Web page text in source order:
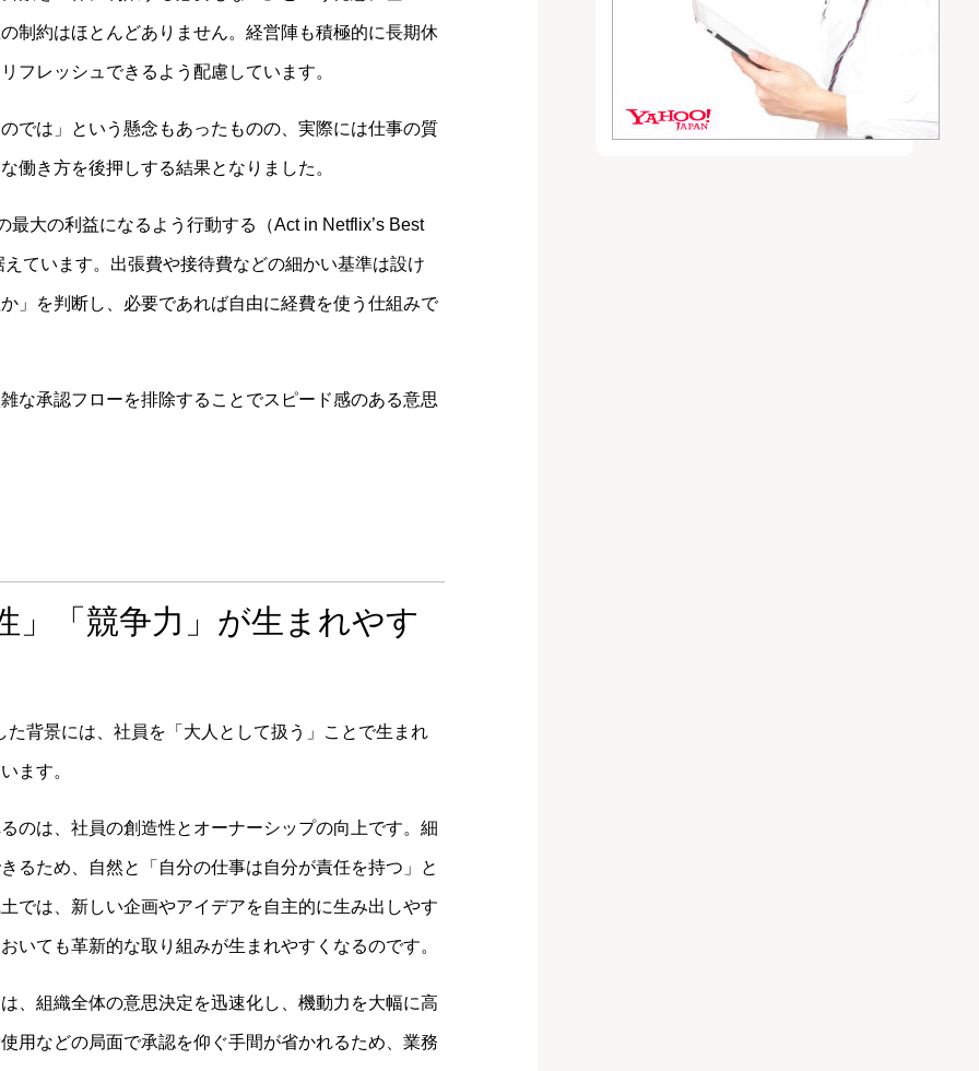
制約はほとんどありません。経営陣も積極的に長期休
フレッシュできるよう配慮しています。
では」という懸念もあったものの、実際には仕事の質
働き方を後押しする結果となりました。
大の利益になるよう行動する（Act in Netflix’s Best
ています。出張費や接待費などの細かい基準は設け
」を判断し、必要であれば自由に経費を使う仕組みで
な承認フローを排除することでスピード感のある意思
」「競争力」が生まれやす
た背景には、社員を「大人として扱う」ことで生まれ
ます。
のは、社員の創造性とオーナーシップの向上です。細
るため、自然と「自分の仕事は自分が責任を持つ」と
では、新しい企画やアイデアを自主的に生み出しやす
いても革新的な取り組みが生まれやすくなるのです。
、組織全体の意思決定を迅速化し、機動力を大幅に高
用などの局面で承認を仰ぐ手間が省かれるため、業務